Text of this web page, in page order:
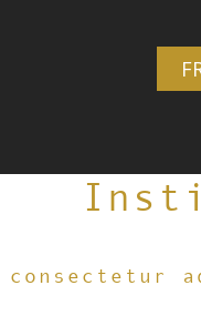
consectetur